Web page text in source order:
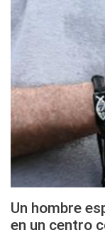
Un hombre
en un centro